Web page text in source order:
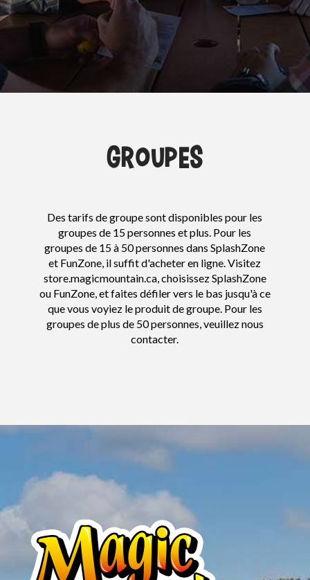
GROUPES
Des tarifs de groupe sont disponibles pour les
groupes de 15 personnes et plus. Pour les
groupes de 15 à 50 personnes dans SplashZone
et FunZone, il suffit d'acheter en ligne. Visitez
store.magicmountain.ca, choisissez SplashZone
ou FunZone, et faites défiler vers le bas jusqu'à ce
que vous voyiez le produit de groupe. Pour les
groupes de plus de 50 personnes, veuillez nous
contacter.